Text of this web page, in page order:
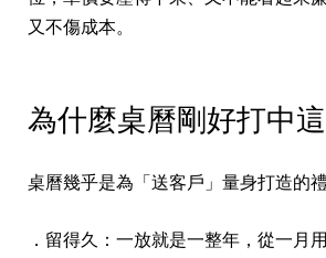
又不傷成本。
為什麼桌曆剛好打中
桌曆幾乎是為「送客戶」量身打造的禮
．留得久：一放就是一整年，從一月